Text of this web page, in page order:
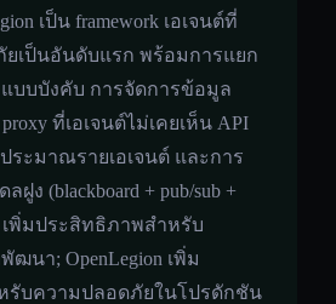
เป็น framework เอเจนต์ที่
เป็นอันดับแรก พร้อมการแยก
แบบบังคับ การจัดการข้อมูล
ที่เอเจนต์ไม่เคยเห็น API
ระมาณรายเอเจนต์ และการ
ฝูง (blackboard + pub/sub +
เพิ่มประสิทธิภาพสำหรับ
ฒนา; OpenLegion เพิ่ม
รับความปลอดภัยในโปรดักชัน